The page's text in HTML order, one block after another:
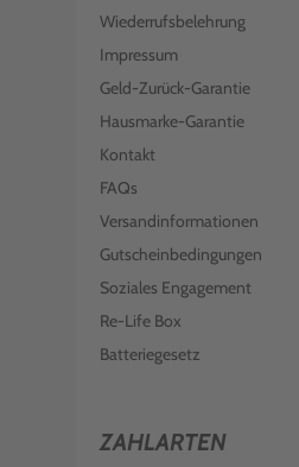
Wiederrufsbelehrung
Impressum
Geld-Zurück-Garantie
Hausmarke-Garantie
Kontakt
FAQs
Versandinformationen
Gutscheinbedingungen
Soziales Engagement
Re-Life Box
Batteriegesetz
ZAHLARTEN